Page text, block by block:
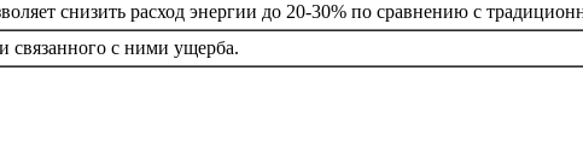
снизить расход энергии до 20-30% по сравнению с
связанного с ними ущерба.